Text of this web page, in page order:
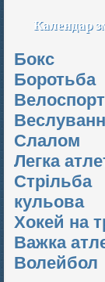
Календар
Бокс
Боротьба
Велоспорт
Cлалом
Легка
Стрільба
кульова
Хокей на
Важка
Волейбол